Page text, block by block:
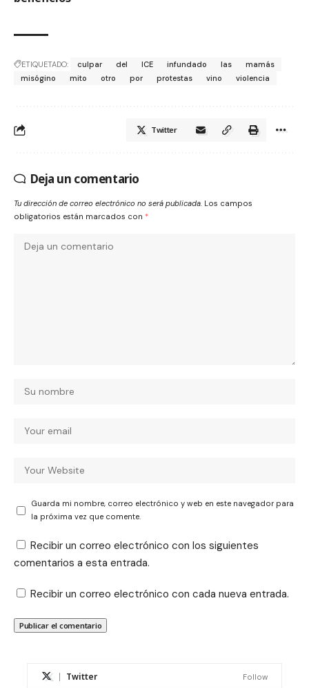
ETIQUETADO: culpar del ICE infundado las
mamás
misógino
mito otro por protestas vino violencia
Twitter
Deja un comentario
Tu dirección de correo electrónico no será publicada. Los campos
obligatorios están marcados con *
Guarda mi nombre, correo electrónico y web en este navegador para
la próxima vez que comente.
Recibir un correo electrónico con los siguientes
comentarios a esta entrada.
Recibir un correo electrónico con cada nueva entrada.
Twitter Follow